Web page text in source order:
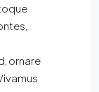
ornare